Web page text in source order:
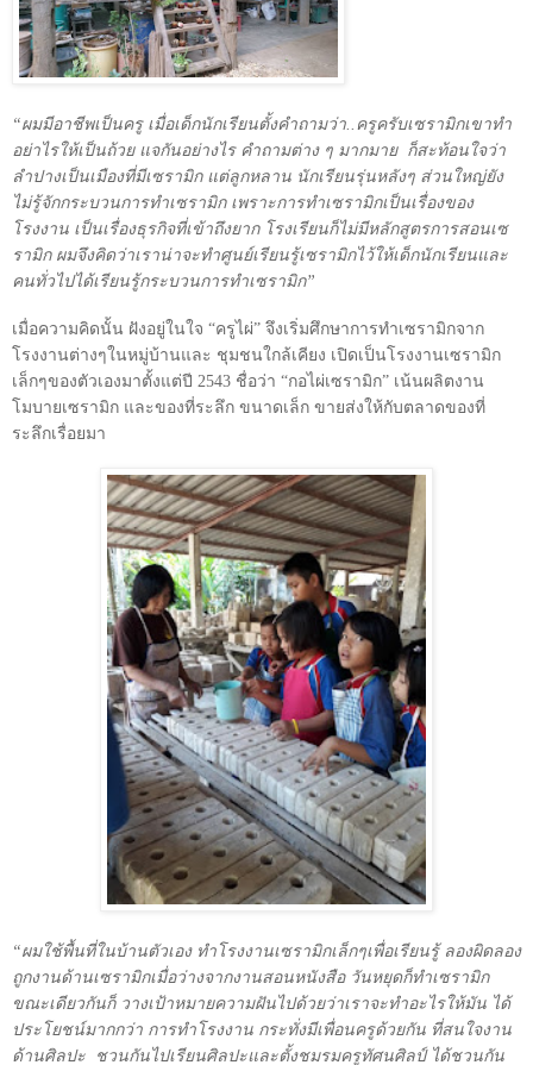
“ผมมีอาชีพเป็นครู เมื่อเด็กนักเรียนตั้งคำถามว่า..ครูครับเซรามิกเขาทำ
อย่าไรให้เป็นถ้วย แจกันอย่างไร คำถามต่าง ๆ มากมาย ก็สะท้อนใจว่า
ลำปางเป็นเมืองที่มีเซรามิก แต่ลูกหลาน นักเรียนรุ่นหลังๆ ส่วนใหญ่ยัง
ไม่รู้จักกระบวนการทำเซรามิก เพราะการทำเซรามิกเป็นเรื่องของ
โรงงาน เป็นเรื่องธุรกิจที่เข้าถึงยาก โรงเรียนก็ไม่มีหลักสูตรการสอนเซ
รามิก ผมจึงคิดว่าเราน่าจะทำศูนย์เรียนรู้เซรามิกไว้ให้เด็กนักเรียนและ
คนทั่วไปได้เรียนรู้กระบวนการทำเซรามิก”
เมื่อความคิดนั้น ฝังอยู่ในใจ “ครูไผ่” จึงเริ่มศึกษาการทำเซรามิกจาก
โรงงานต่างๆในหมู่บ้านและ ชุมชนใกล้เคียง เปิดเป็นโรงงานเซรามิก
เล็กๆของตัวเองมาตั้งแต่ปี 2543 ชื่อว่า “กอไผ่เซรามิก” เน้นผลิตงาน
โมบายเซรามิก และของที่ระลึก ขนาดเล็ก ขายส่งให้กับตลาดของที่
ระลึกเรื่อยมา
“ผมใช้พื้นที่ในบ้านตัวเอง ทำโรงงานเซรามิกเล็กๆเพื่อเรียนรู้ ลองผิดลอง
ถูกงานด้านเซรามิกเมื่อว่างจากงานสอนหนังสือ วันหยุดก็ทำเซรามิก
ขณะเดียวกันก็ วางเป้าหมายความฝันไปด้วยว่าเราจะทำอะไรให้มัน ได้
ประโยชน์มากกว่า การทำโรงงาน กระทั่งมีเพื่อนครูด้วยกัน ที่สนใจงาน
ด้านศิลปะ
ชวนกันไปเรียนศิลปะและตั้งชมรมครูทัศนศิลป์ ได้ชวนกัน